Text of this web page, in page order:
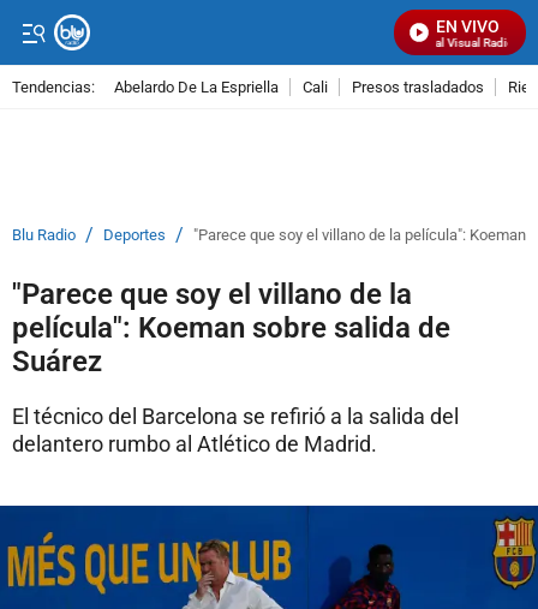
EN VIVO
Señal Visual Radio
Tendencias: Abelardo De La Espriella Cali Presos trasladados
Blu Radio / Deportes / "Parece que soy el villano de la película": Koeman
"Parece que soy el villano de la
película": Koeman sobre salida de
Suárez
El técnico del Barcelona se refirió a la salida del
delantero rumbo al Atlético de Madrid.